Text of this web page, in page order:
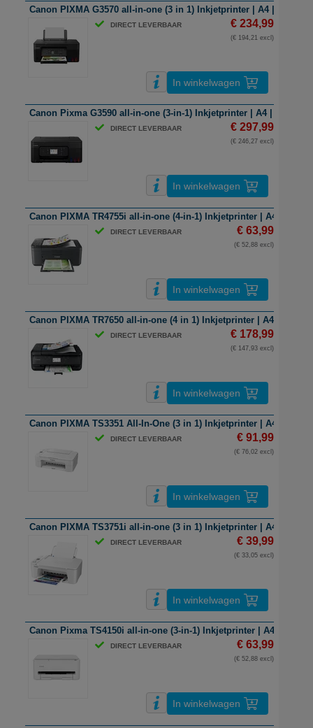
Canon PIXMA G3570 all-in-one (3 in 1) Inkjetprinter | A4 | kleur |
DIRECT LEVERBAAR € 234,99
(€ 194,21 excl)
In winkelwagen
Canon Pixma G3590 all-in-one (3-in-1) Inkjetprinter | A4 | kleur |
DIRECT LEVERBAAR € 297,99
(€ 246,27 excl)
In winkelwagen
Canon PIXMA TR4755i all-in-one (4-in-1) Inkjetprinter | A4 | kleur
DIRECT LEVERBAAR € 63,99
(€ 52,88 excl)
In winkelwagen
Canon PIXMA TR7650 all-in-one (4 in 1) Inkjetprinter | A4 | kleur |
DIRECT LEVERBAAR € 178,99
(€ 147,93 excl)
In winkelwagen
Canon PIXMA TS3351 All-In-One (3 in 1) Inkjetprinter | A4 | Wifi
DIRECT LEVERBAAR € 91,99
(€ 76,02 excl)
In winkelwagen
Canon PIXMA TS3751i all-in-one (3 in 1) Inkjetprinter | A4 | kleur
DIRECT LEVERBAAR € 39,99
(€ 33,05 excl)
In winkelwagen
Canon Pixma TS4150i all-in-one (3-in-1) Inkjetprinter | A4 | kleur
DIRECT LEVERBAAR € 63,99
(€ 52,88 excl)
In winkelwagen